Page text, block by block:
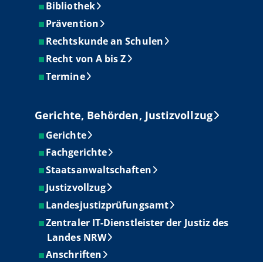
Bibliothek
Prävention
Rechtskunde an Schulen
Recht von A bis Z
Termine
Gerichte, Behörden, Justizvollzug
Gerichte
Fachgerichte
Staatsanwaltschaften
Justizvollzug
Landesjustizprüfungsamt
Zentraler IT-Dienstleister der Justiz des
Landes NRW
Anschriften